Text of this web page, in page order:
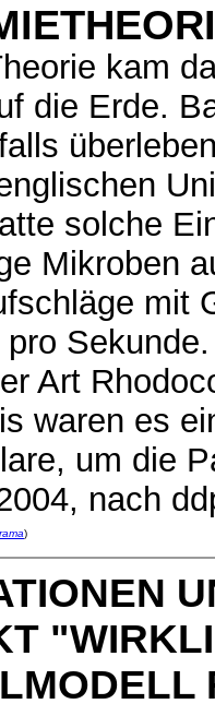
kam
die Erde.
solche
Mikroben
mit
Art
waren es
um die
nach
)